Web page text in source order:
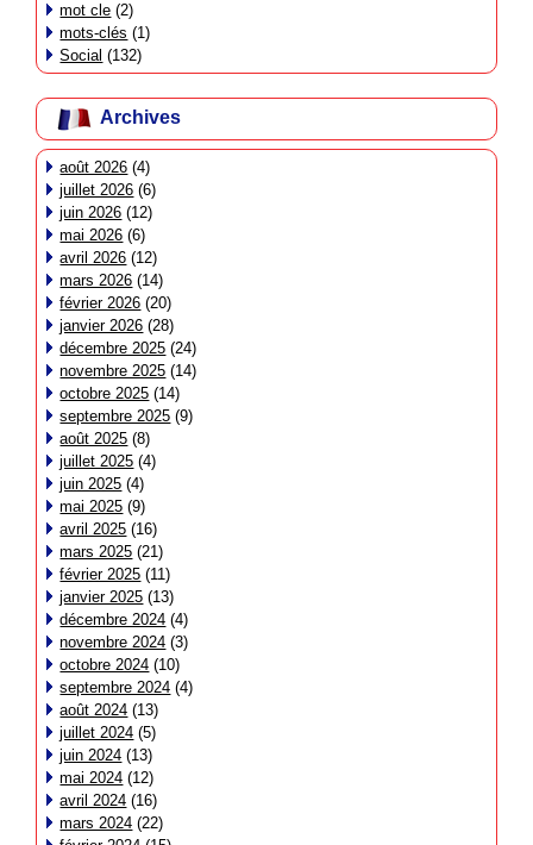
mot cle (2)
mots-clés (1)
Social (132)
Archives
août 2026 (4)
juillet 2026 (6)
juin 2026 (12)
mai 2026 (6)
avril 2026 (12)
mars 2026 (14)
février 2026 (20)
janvier 2026 (28)
décembre 2025 (24)
novembre 2025 (14)
octobre 2025 (14)
septembre 2025 (9)
août 2025 (8)
juillet 2025 (4)
juin 2025 (4)
mai 2025 (9)
avril 2025 (16)
mars 2025 (21)
février 2025 (11)
janvier 2025 (13)
décembre 2024 (4)
novembre 2024 (3)
octobre 2024 (10)
septembre 2024 (4)
août 2024 (13)
juillet 2024 (5)
juin 2024 (13)
mai 2024 (12)
avril 2024 (16)
mars 2024 (22)